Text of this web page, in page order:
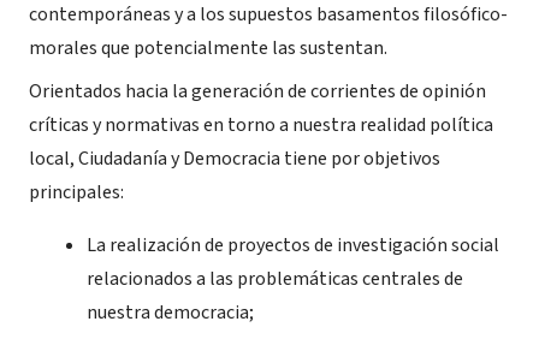
contemporáneas y a los supuestos basamentos filosófico-
morales que potencialmente las sustentan.
Orientados hacia la generación de corrientes de opinión
críticas y normativas en torno a nuestra realidad política
local, Ciudadanía y Democracia tiene por objetivos
principales:
La realización de proyectos de investigación social
relacionados a las problemáticas centrales de
nuestra democracia;